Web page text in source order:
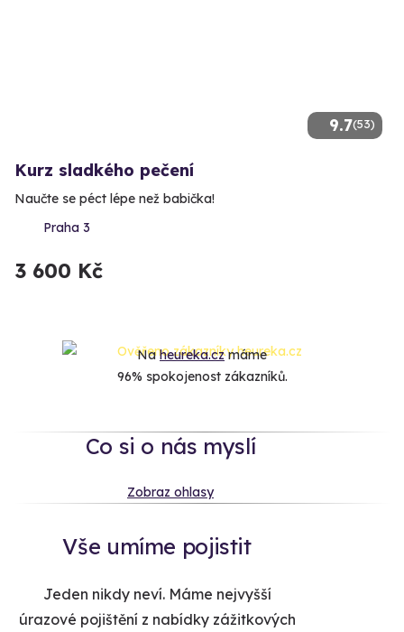
9.7(53)
Kurz sladkého pečení
Naučte se péct lépe než babička!
Praha 3
3 600 Kč
Naheureka.czmáme
96% spokojenost zákazníků.
Co si o nás myslí
Zobraz ohlasy
Vše umíme pojistit
Jeden nikdy neví. Máme nejvyšší
úrazové pojištění z nabídky zážitkových